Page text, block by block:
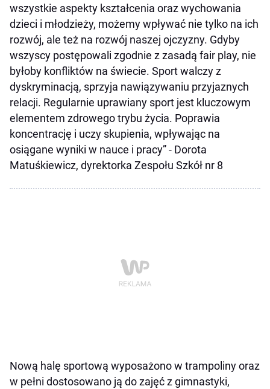
wszystkie aspekty kształcenia oraz wychowania
dzieci i młodzieży, możemy wpływać nie tylko na ich
rozwój, ale też na rozwój naszej ojczyzny. Gdyby
wszyscy postępowali zgodnie z zasadą fair play, nie
byłoby konfliktów na świecie. Sport walczy z
dyskryminacją, sprzyja nawiązywaniu przyjaznych
relacji. Regularnie uprawiany sport jest kluczowym
elementem zdrowego trybu życia. Poprawia
koncentrację i uczy skupienia, wpływając na
osiągane wyniki w nauce i pracy” - Dorota
Matuśkiewicz, dyrektorka Zespołu Szkół nr 8
Nową halę sportową wyposażono w trampoliny oraz
w pełni dostosowano ją do zajęć z gimnastyki,